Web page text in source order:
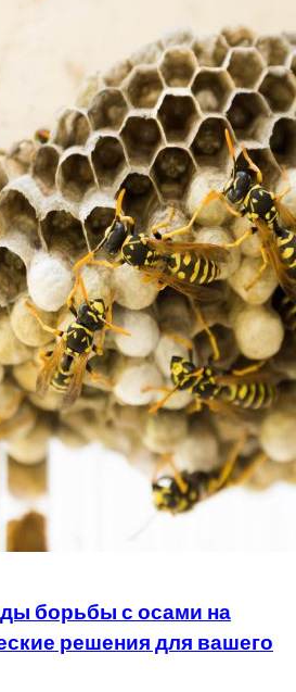
борьбы с осами на
решения для вашего